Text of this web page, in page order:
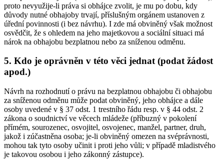
proto nevyužije-li práva si obhájce zvolit, je mu po dobu, kdy
důvody nutné obhajoby trvají, příslušným orgánem ustanoven z
úřední povinnosti (i bez návrhu). I zde má obviněný však možnost
osvědčit, že s ohledem na jeho majetkovou a sociální situaci má
nárok na obhajobu bezplatnou nebo za sníženou odměnu.
5. Kdo je oprávněn v této věci jednat (podat žádost
apod.)
Návrh na rozhodnutí o právu na bezplatnou obhajobu či obhajobu
za sníženou odměnu může podat obviněný, jeho obhájce a dále
osoby uvedené v § 37 odst. 1 trestního řádu resp. v § 44 odst. 2
zákona o soudnictví ve věcech mládeže (příbuzný v pokolení
přímém, sourozenec, osvojitel, osvojenec, manžel, partner, druh,
jakož i zúčastněna osoba; je-li obviněný omezen na svéprávnosti,
mohou tak tyto osoby učinit i proti jeho vůli; v případě mladistvého
je takovou osobou i jeho zákonný zástupce).